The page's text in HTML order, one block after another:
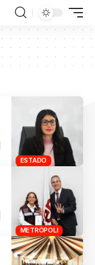
ESTADO
METRÓPOLI